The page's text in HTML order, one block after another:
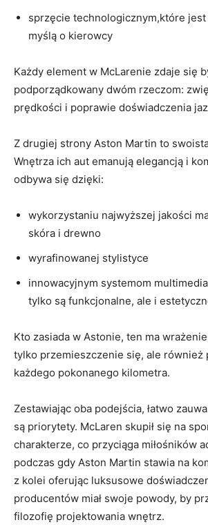
sprzęcie technologicznym,które
myślą o kierowcy
Każdy element w McLarenie zdaje się
podporządkowany dwóm rzeczom:
prędkości i poprawie doświadczenia
Z drugiej strony Aston Martin to
Wnętrza ich aut emanują elegancją i
odbywa się dzięki:
wykorzystaniu najwyższej jakości
skóra i drewno
wyrafinowanej stylistyce
innowacyjnym systemom
tylko są funkcjonalne, ale i
Kto zasiada w Astonie, ten ma
tylko przemieszczenie się, ale również
każdego pokonanego kilometra.
Zestawiając oba podejścia, łatwo
są priorytety. McLaren skupił się na
charakterze, co przyciąga miłośników
podczas gdy Aston Martin stawia na
z kolei oferując luksusowe
producentów miał swoje powody, by
filozofię projektowania wnętrz.